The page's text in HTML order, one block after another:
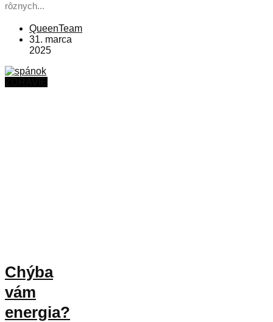
rôznych...
QueenTeam
31. marca
2025
Chýba
vám
energia?